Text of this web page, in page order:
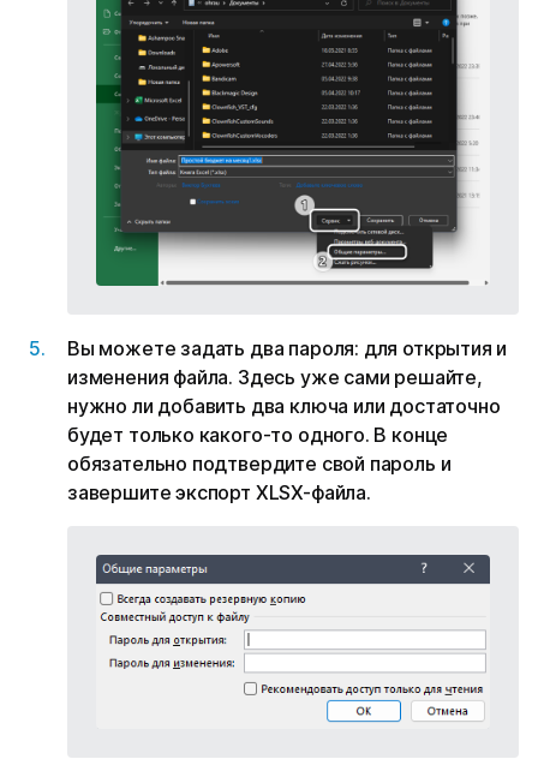
Вы можете задать два пароля: для открытия и
изменения файла. Здесь уже сами решайте,
нужно ли добавить два ключа или достаточно
будет только какого-то одного. В конце
обязательно подтвердите свой пароль и
завершите экспорт XLSX-файла.